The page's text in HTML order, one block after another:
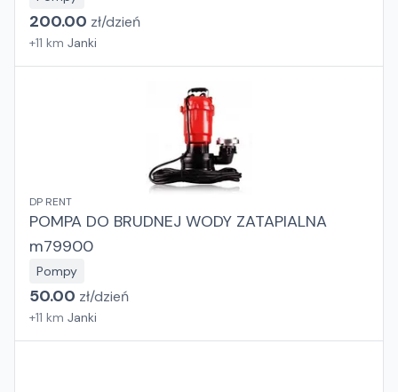
200.00 zł/dzień
+11 km Janki
DP RENT
POMPA DO BRUDNEJ WODY ZATAPIALNA
m79900
Pompy
50.00 zł/dzień
+11 km Janki